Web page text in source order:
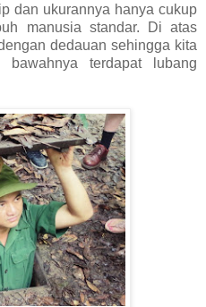
dan ukurannya hanya cukup
manusia standar. Di atas
dedauan sehingga kita
terdapat lubang